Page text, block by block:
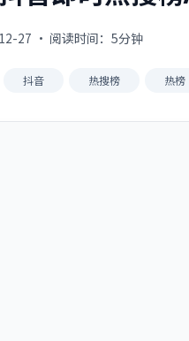
27 · 阅读时间：5分钟
抖音 热搜榜 热榜